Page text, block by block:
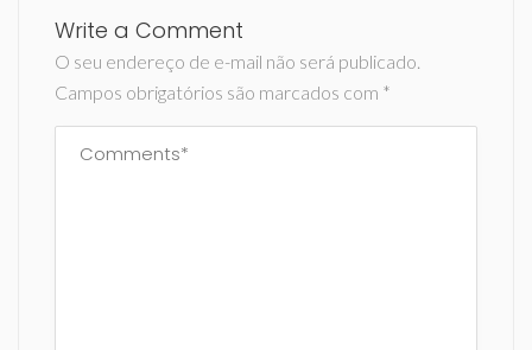
Write a Comment
O seu endereço de e-mail não será publicado.
Campos obrigatórios são marcados com *